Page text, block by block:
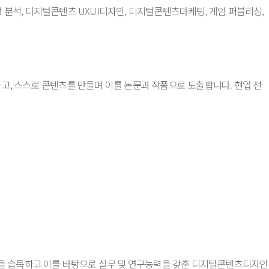
석, 디지털콘텐츠 UXUI디자인, 디지털콘텐츠마케팅, 게임 퍼블리싱,
, 스스로 콘텐츠를 만들며 이를 논문과 작품으로 도출합니다. 현업 전
득하고 이를 바탕으로 실무 및 연구능력을 갖춘 디지털콘텐츠디자인